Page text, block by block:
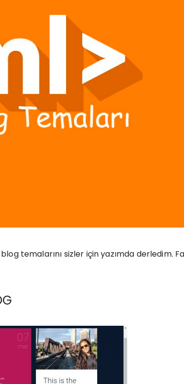
temalarını sizler için yazımda derledim.